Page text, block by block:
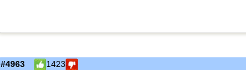
#4963 1423